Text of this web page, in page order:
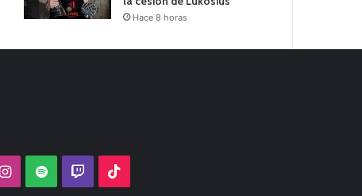
Hace 8 horas
Instagram
Spotify Twitch